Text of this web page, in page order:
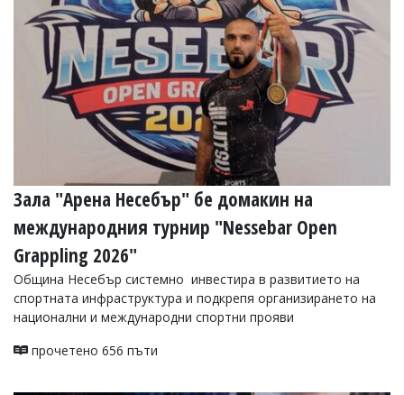
Зала "Арена Несебър" бе домакин на
международния турнир "Nessebar Open
Grappling 2026"
Община Несебър системно инвестира в развитието на
спортната инфраструктура и подкрепя организирането на
национални и международни спортни прояви
прочетено 656 пъти